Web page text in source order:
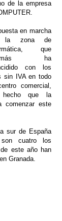
de la empresa
en marcha
la zona de
que
ha
con los
sin IVA en todo
comercial,
hecho que la
comenzar este
sur de España
cuatro los
este año han
Granada.